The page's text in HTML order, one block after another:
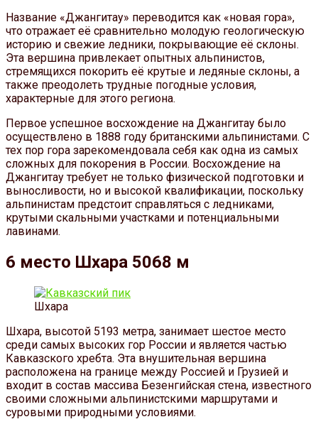
Название «Джангитау» переводится как «новая гора»,
что отражает её сравнительно молодую геологическую
историю и свежие ледники, покрывающие её склоны.
Эта вершина привлекает опытных альпинистов,
стремящихся покорить её крутые и ледяные склоны, а
также преодолеть трудные погодные условия,
характерные для этого региона.
Первое успешное восхождение на Джангитау было
осуществлено в 1888 году британскими альпинистами. С
тех пор гора зарекомендовала себя как одна из самых
сложных для покорения в России. Восхождение на
Джангитау требует не только физической подготовки и
выносливости, но и высокой квалификации, поскольку
альпинистам предстоит справляться с ледниками,
крутыми скальными участками и потенциальными
лавинами.
6 место Шхара 5068 м
Шхара
Шхара, высотой 5193 метра, занимает шестое место
среди самых высоких гор России и является частью
Кавказского хребта. Эта внушительная вершина
расположена на границе между Россией и Грузией и
входит в состав массива Безенгийская стена, известного
своими сложными альпинистскими маршрутами и
суровыми природными условиями.